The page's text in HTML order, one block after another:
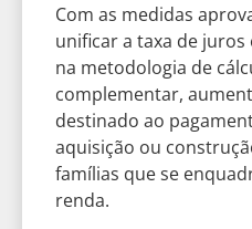
Com as medidas
unificar a taxa de
na metodologia de
complementar,
destinado ao
aquisição ou
famílias que se
renda.